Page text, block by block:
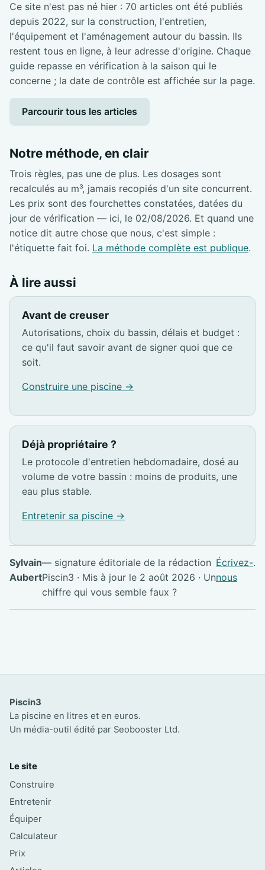
Ce site n'est pas né hier : 70 articles ont été publiés
depuis 2022, sur la construction, l'entretien,
l'équipement et l'aménagement autour du bassin. Ils
restent tous en ligne, à leur adresse d'origine. Chaque
guide repasse en vérification à la saison qui le
concerne ; la date de contrôle est affichée sur la page.
Parcourir tous les articles
Notre méthode, en clair
Trois règles, pas une de plus. Les dosages sont
recalculés au m³, jamais recopiés d'un site concurrent.
Les prix sont des fourchettes constatées, datées du
jour de vérification — ici, le 02/08/2026. Et quand une
notice dit autre chose que nous, c'est simple :
l'étiquette fait foi. La méthode complète est publique.
À lire aussi
Avant de creuser
Autorisations, choix du bassin, délais et budget :
ce qu'il faut savoir avant de signer quoi que ce
soit.
Construire une piscine →
Déjà propriétaire ?
Le protocole d'entretien hebdomadaire, dosé au
volume de votre bassin : moins de produits, une
eau plus stable.
Entretenir sa piscine →
Sylvain
Aubert
— signature éditoriale de la rédaction
Piscin3 · Mis à jour le 2 août 2026 · Un
chiffre qui vous semble faux ?
Écrivez-
nous
.
Piscin3
La piscine en litres et en euros.
Un média-outil édité par Seobooster Ltd.
Le site
Construire
Entretenir
Équiper
Calculateur
Prix